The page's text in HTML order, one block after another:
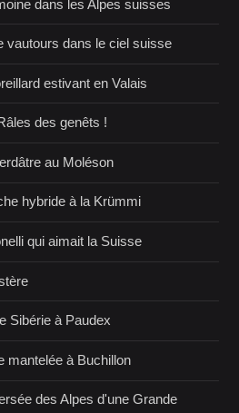
dans les Alpes suisses
vautours dans le ciel suisse
estivant en Valais
des genêts !
au Moléson
hybride à la Krümmi
qui aimait la Suisse
Sibérie à Paudex
mantelée à Buchillon
des Alpes d'une Grande